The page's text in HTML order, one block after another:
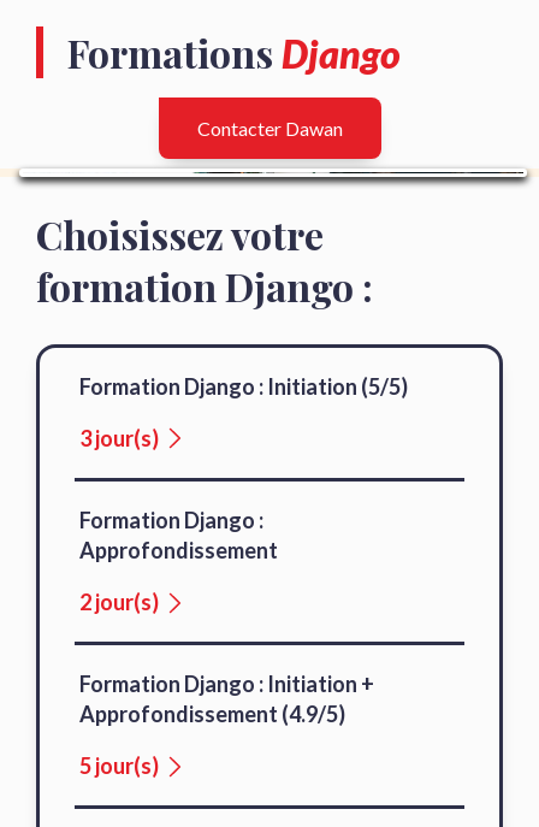
Formations Django
Contacter Dawan
Choisissez votre
formation Django :
Formation Django : Initiation (5/5)
3 jour(s)
Formation Django :
Approfondissement
2 jour(s)
Formation Django : Initiation +
Approfondissement (4.9/5)
5 jour(s)